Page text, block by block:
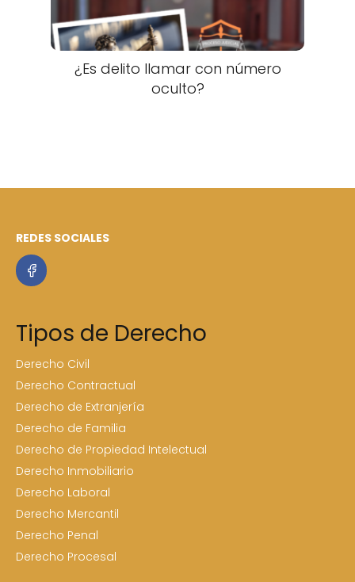
¿Es delito llamar con número
oculto?
REDES SOCIALES
Tipos de Derecho
Derecho Civil
Derecho Contractual
Derecho de Extranjería
Derecho de Familia
Derecho de Propiedad Intelectual
Derecho Inmobiliario
Derecho Laboral
Derecho Mercantil
Derecho Penal
Derecho Procesal